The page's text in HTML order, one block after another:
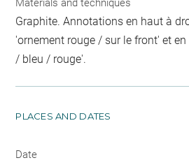
Materials and techniques
Graphite. Annotations en haut à
'ornement rouge / sur le front' et
/ bleu / rouge'.
PLACES AND DATES
Date